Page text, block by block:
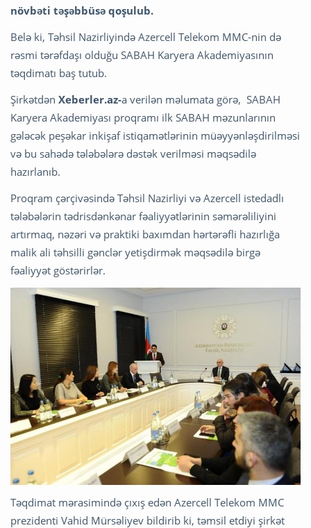
növbəti təşəbbüsə qoşulub.
Belə ki, Təhsil Nazirliyində Azercell Telekom MMC-nin də
rəsmi tərəfdaşı olduğu SABAH Karyera Akademiyasının
təqdimatı baş tutub.
Şirkətdən Xeberler.az-a verilən məlumata görə, SABAH
Karyera Akademiyası proqramı ilk SABAH məzunlarının
gələcək peşəkar inkişaf istiqamətlərinin müəyyənləşdirilməsi
və bu sahədə tələbələrə dəstək verilməsi məqsədilə
hazırlanıb.
Proqram çərçivəsində Təhsil Nazirliyi və Azercell istedadlı
tələbələrin tədrisdənkənar fəaliyyətlərinin səmərəliliyini
artırmaq, nəzəri və praktiki baxımdan hərtərəfli hazırlığa
malik ali təhsilli gənclər yetişdirmək məqsədilə birgə
fəaliyyət göstərirlər.
Təqdimat mərasimində çıxış edən Azercell Telekom MMC
prezidenti Vahid Mürsəliyev bildirib ki, təmsil etdiyi şirkət